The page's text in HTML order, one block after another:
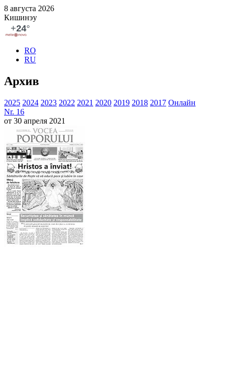
8 августа 2026
Кишинэу
RO
RU
Архив
2025 2024 2023 2022 2021 2020 2019 2018 2017 Онлайн
Nr. 16
от 30 апреля 2021